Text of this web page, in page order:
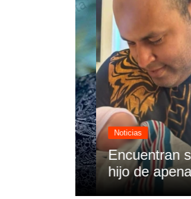
Noticias
Encuentran sin
hijo de apenas